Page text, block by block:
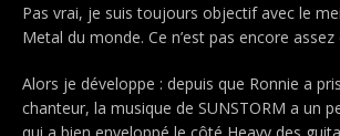
Pas vrai, je suis toujours objectif avec le
Metal du monde. Ce n’est pas encore
Alors je développe : depuis que Ronnie a
chanteur, la musique de SUNSTORM a un